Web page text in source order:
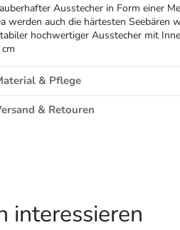
Ausstecher in Form einer
werden auch die härtesten Seebären
hochwertiger Ausstecher mit
& Pflege
& Retouren
interessieren